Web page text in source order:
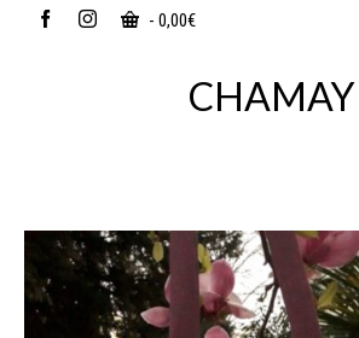
- 0,00€
CHAMAY